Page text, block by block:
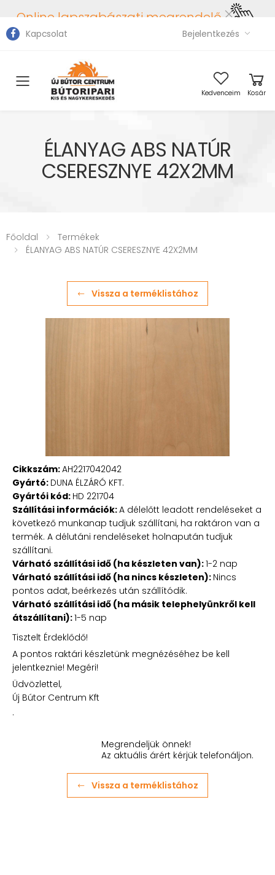
Online lapszabászati megrendelő
Kapcsolat Bejelentkezés
Toggle mobile menu Kedvenceim Kosár
ÉLANYAG ABS NATÚR
CSERESZNYE 42X2MM
Főoldal
Termékek
ÉLANYAG ABS NATÚR CSERESZNYE 42X2MM
Vissza a terméklistához
Cikkszám:AH2217042042
Gyártó: DUNA ÉLZÁRÓ KFT.
Gyártói kód: HD 221704
Szállítási információk:A délelőtt leadott rendeléseket a
következő munkanap tudjuk szállítani, ha raktáron van a
termék. A délutáni rendeléseket holnapután tudjuk
szállítani.
Várható szállítási idő (ha készleten van):1-2 nap
Várható szállítási idő (ha nincs készleten): Nincs
pontos adat, beérkezés után szállítódik.
Várható szállítási idő (ha másik telephelyünkről kell
átszállítani):1-5 nap
Tisztelt Érdeklődő!
A pontos raktári készletünk megnézéséhez be kell
jelentkeznie! Megéri!
Üdvözlettel,
Új Bútor Centrum Kft
.
Megrendeljük önnek!
Az aktuális árért kérjük telefonáljon.
Vissza a terméklistához